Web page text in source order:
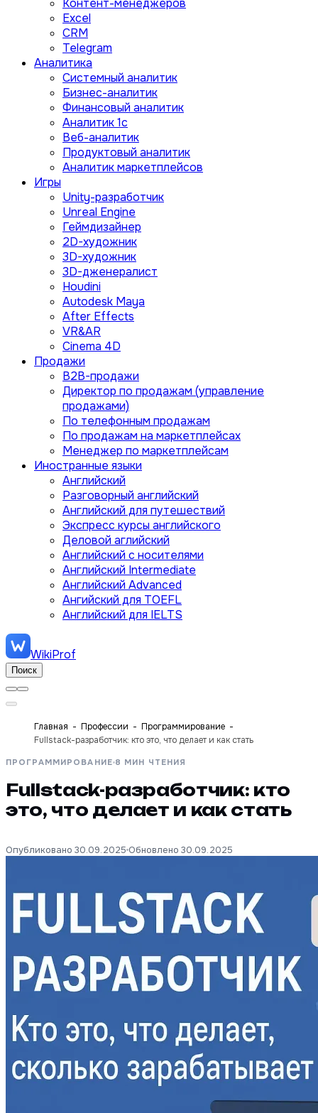
Контент-менеджеров
Excel
CRM
Telegram
Аналитика
Системный аналитик
Бизнес-аналитик
Финансовый аналитик
Aналитик 1с
Веб-аналитик
Продуктовый аналитик
Аналитик маркетплейсов
Игры
Unity-разработчик
Unreal Engine
Геймдизайнер
2D-художник
3D-художник
3D-дженералист
Houdini
Autodesk Maya
After Effects
VR&AR
Cinema 4D
Продажи
B2B-продажи
Директор по продажам (управление
продажами)
По телефонным продажам
По продажам на маркетплейсах
Менеджер по маркетплейсам
Иностранные языки
Английский
Разговорный английский
Английский для путешествий
Экспресс курсы английского
Деловой аглийский
Английский с носителями
Английский Intermediate
Английский Advanced
Ангийский для TOEFL
Английский для IELTS
WikiProf
Поиск
Главная Профессии
Программирование
Fullstack-разработчик: кто это, что делает и как стать
ПРОГРАММИРОВАНИЕ 8 МИН ЧТЕНИЯ
Fullstack-разработчик: кто
это, что делает и как стать
Опубликовано 30.09.2025 Обновлено 30.09.2025